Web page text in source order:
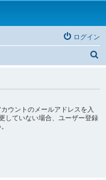
ログイン
ウントのメールアドレスを入
していない場合、ユーザー登録